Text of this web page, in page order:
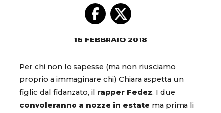
16 FEBBRAIO 2018
Per chi non lo sapesse (ma non riusciamo
proprio a immaginare chi) Chiara aspetta un
figlio dal fidanzato, il rapper Fedez. I due
convoleranno a nozze in estate ma prima li